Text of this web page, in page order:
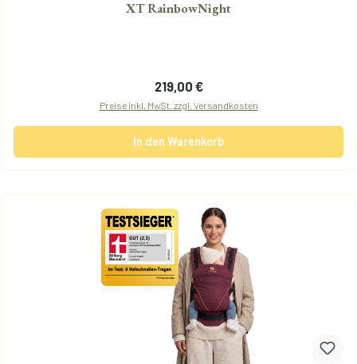
XT RainbowNight
Regulärer Preis:
219,00 €
Preise inkl. MwSt. zzgl. Versandkosten
In den Warenkorb